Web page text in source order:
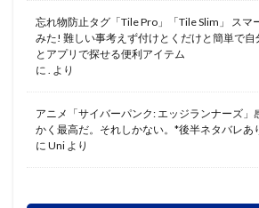
忘れ物防止タグ「Tile Pro」「Tile Slim」 スマ
みた! 難しい事考えず付けとくだけと簡単で
とアプリで探せる便利アイテム
に . より
アニメ「サイバーパンク: エッジランナーズ」
かく最高だ。それしかない。*後半ネタバレあ
に Uni より